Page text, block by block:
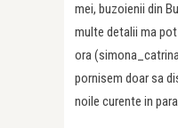
mei, buzoienii din
multe detalii ma
ora
pornisem doar sa
noile curente in